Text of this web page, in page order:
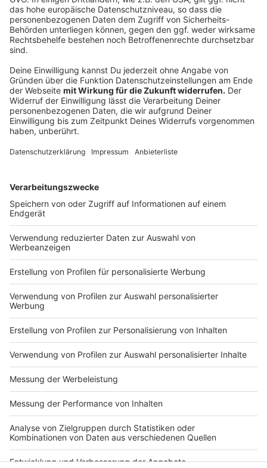
"So, wir waren jetzt nicht besonders laut, aber
natürlich hat man sich schon sehr. Vom außen,
da waren wir auch sehr glücklich. Also das hat
Anzeige
Anzeige
Im NE-WS 89.4 Interview haben sie auch gesagt,
warum es dieses Mal mit dem Titel geklappt hat:
"Also wir haben uns natürlich wieder sehr, sehr
gut vorbereitet. Wir sind halt auch alle, sag ich
mal, stärker geworden jetzt über das Jahr, wir
haben immer knapp auf den Punkt gewonnen."
Anzeige